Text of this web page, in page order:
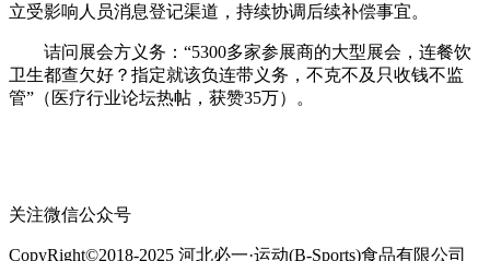
立受影响人员消息登记渠道，持续协调后续补偿事宜。
诘问展会方义务：“5300多家参展商的大型展会，连餐饮
卫生都查欠好？指定就该负连带义务，不克不及只收钱不监
管”（医疗行业论坛热帖，获赞35万）。
关注微信公众号
CopyRight©2018-2025 河北必一·运动(B-Sports)食品有限公司